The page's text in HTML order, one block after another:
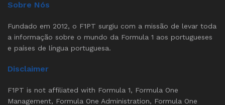
Sobre Nós
Fundado em 2012, o F1PT surgiu com a missão de levar toda
a informação sobre o mundo da Formula 1 aos portugueses
e países de língua portuguesa.
Disclaimer
F1PT is not affiliated with Formula 1, Formula One
Management, Formula One Administration, Formula One